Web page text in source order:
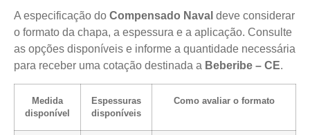
A especificação do Compensado Naval deve considerar
o formato da chapa, a espessura e a aplicação. Consulte
as opções disponíveis e informe a quantidade necessária
para receber uma cotação destinada a Beberibe – CE.
Medida
disponível
Espessuras
disponíveis
Como avaliar o formato